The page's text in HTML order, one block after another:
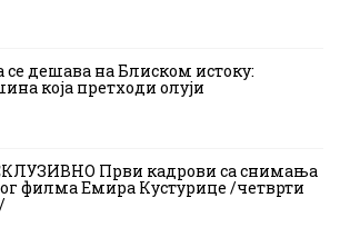
се дешава на Блиском истоку:
која претходи олуји
Први кадрови са снимања
филма Емира Кустурице /четврти